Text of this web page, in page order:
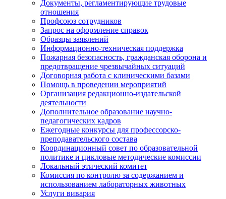
Документы, регламентирующие трудовые
отношения
Профсоюз сотрудников
Запрос на оформление справок
Образцы заявлений
Информационно-техническая поддержка
Пожарная безопасность, гражданская оборона и
предотвращение чрезвычайных ситуаций
Договорная работа с клиническими базами
Помощь в проведении мероприятий
Организация редакционно-издательской
деятельности
Дополнительное образование научно-
педагогических кадров
Ежегодные конкурсы для профессорско-
преподавательского состава
Координационный совет по образовательной
политике и цикловые методические комиссии
Локальный этический комитет
Комиссия по контролю за содержанием и
использованием лабораторных животных
Услуги вивария